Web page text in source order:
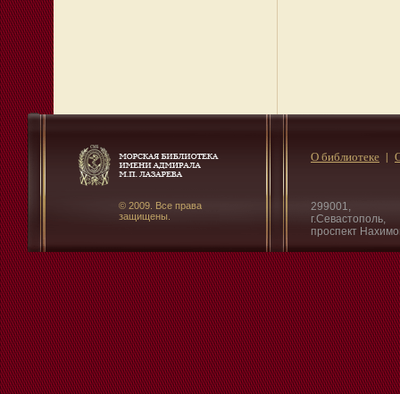
© 2009. Все права
защищены.
299001,
г.Севастополь,
проспект
О библиотеке